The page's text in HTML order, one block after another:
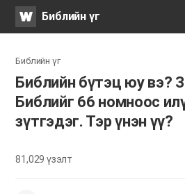
WATVБиблийн үг
Библийн үг
​Библийн бүтэц юу вэ?
Библийг 66 номноос
зүтгэдэг. Тэр үнэн үү?
81,029үзэлт